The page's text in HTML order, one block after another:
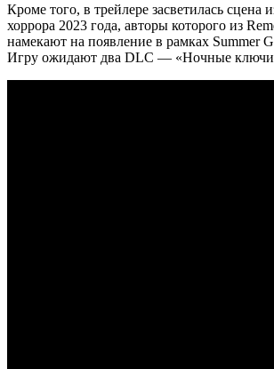
Кроме того, в трейлере засветилась
хоррора 2023 года, авторы которого из
намекают на появление в рамках Summer
Игру ожидают два DLC — «Ночные